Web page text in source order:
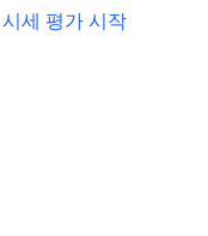
시세 평가 시작